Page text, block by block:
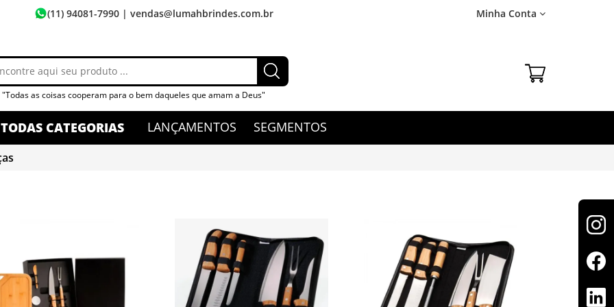
(11) 94081-7990| vendas@lumahbrindes.com.br Minha Conta
"Todas as coisas cooperam para o bem daqueles que amam a Deus"
TODAS CATEGORIAS LANÇAMENTOS SEGMENTOS